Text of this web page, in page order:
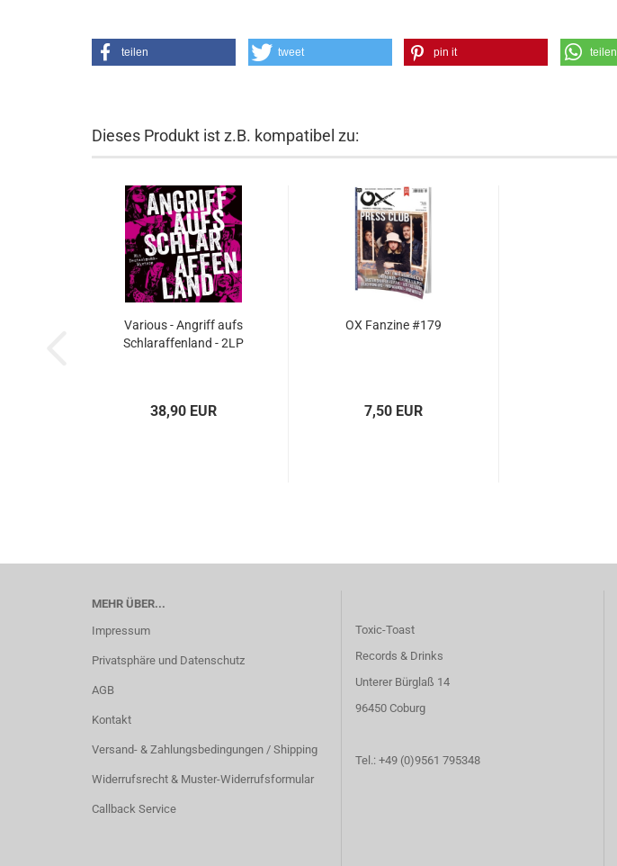
teilen tweet pin it teilen
Dieses Produkt ist z.B. kompatibel zu:
Various - Angriff aufs
Schlaraffenland - 2LP
38,90 EUR
OX Fanzine #179
7,50 EUR
MEHR ÜBER...
Impressum
Privatsphäre und Datenschutz
AGB
Kontakt
Versand- & Zahlungsbedingungen / Shipping
Widerrufsrecht & Muster-Widerrufsformular
Callback Service
Toxic-Toast
Records & Drinks
Unterer Bürglaß 14
96450 Coburg
Tel.: +49 (0)9561 795348